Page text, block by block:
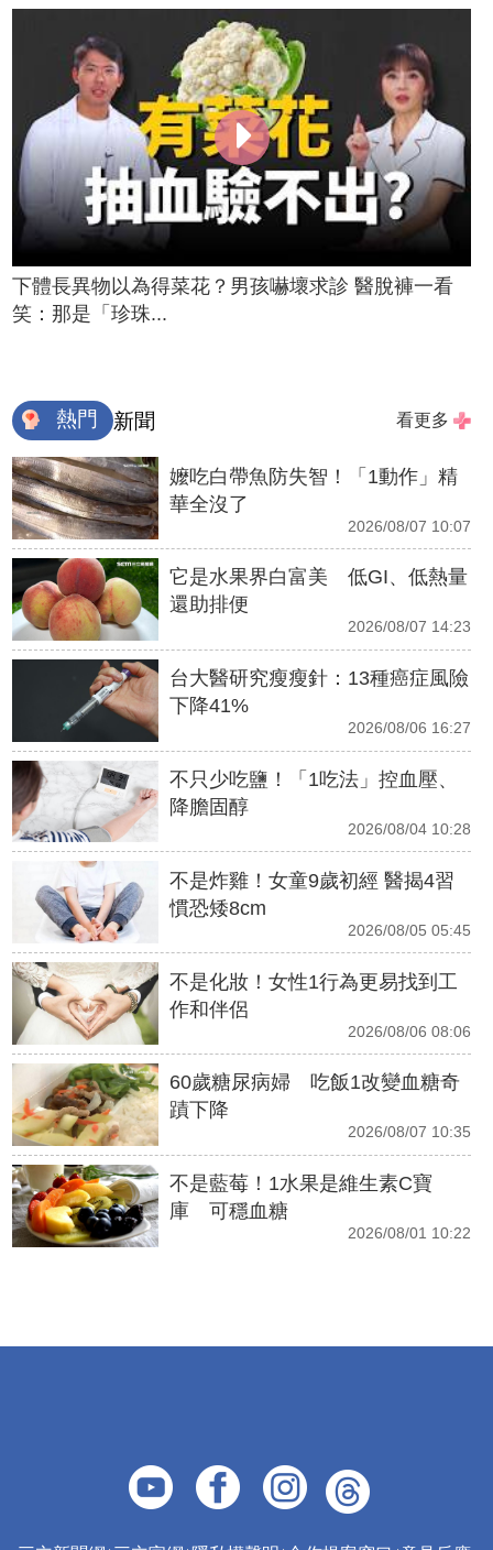
下體長異物以為得菜花？男孩嚇壞求診 醫脫褲一看
笑：那是「珍珠...
熱門 新聞 看更多
嬤吃白帶魚防失智！「1動作」精
華全沒了
2026/08/07 10:07
它是水果界白富美 低GI、低熱量
還助排便
2026/08/07 14:23
台大醫研究瘦瘦針：13種癌症風險
下降41%
2026/08/06 16:27
不只少吃鹽！「1吃法」控血壓、
降膽固醇
2026/08/04 10:28
不是炸雞！女童9歲初經 醫揭4習
慣恐矮8cm
2026/08/05 05:45
不是化妝！女性1行為更易找到工
作和伴侶
2026/08/06 08:06
60歲糖尿病婦 吃飯1改變血糖奇
蹟下降
2026/08/07 10:35
不是藍莓！1水果是維生素C寶
庫 可穩血糖
2026/08/01 10:22